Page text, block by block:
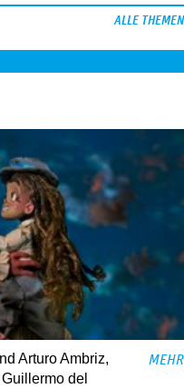
ALLE THEMEN
Arturo Ambriz,
del
MEHR